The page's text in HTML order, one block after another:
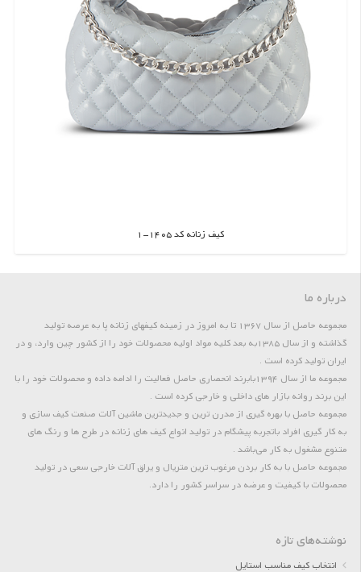
کیف زنانه کد 1405-1
اطلاعات بیشتر
درباره ما
مجموعه حاصل از سال 1367 تا به امروز در زمینه کیفهای زنانه پا به عرصه تولید
گذاشته و از سال 1385به بعد کلیه مواد اولیه محصولات خود را از کشور چین وارد، و در
ایران تولید کرده است .
مجموعه ما از سال 1394بابرند انحصاری حاصل فعالیت را ادامه داده و محصولات خود را با
این برند روانه بازار های داخلی و خارجی کرده است .
مجموعه حاصل با بهره گیری از مدرن ترین و جدیدترین ماشین آلات صنعت کیف سازی و
به کار گیری افراد باتجربه پیشگام در تولید انواع کیف های زنانه در طرح ها و رنگ های
متنوع مشغول به کار می‌باشد .
مجموعه حاصل با به کار بردن مرغوب ترین متریال و یراق آلات خارجی سعی در تولید
محصولات با کیفیت و عرضه در سراسر کشور را دارد.
نوشته‌های تازه
انتخاب کیف مناسب استایل